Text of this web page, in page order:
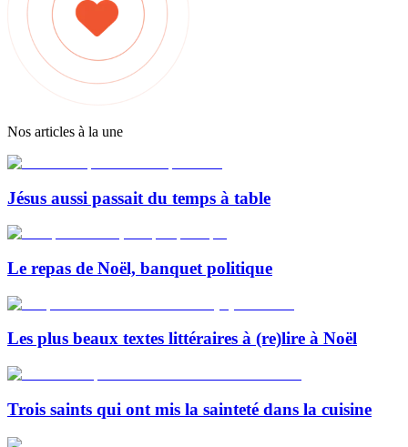
Nos articles à la une
Jésus aussi passait du temps à table
Le repas de Noël, banquet politique
Les plus beaux textes littéraires à (re)lire à Noël
Trois saints qui ont mis la sainteté dans la cuisine